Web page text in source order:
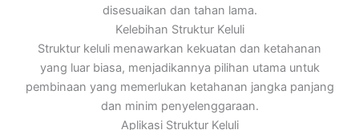
disesuaikan dan tahan lama.
Kelebihan Struktur Keluli
Struktur keluli menawarkan kekuatan dan ketahanan
yang luar biasa, menjadikannya pilihan utama untuk
pembinaan yang memerlukan ketahanan jangka panjang
dan minim penyelenggaraan.
Aplikasi Struktur Keluli